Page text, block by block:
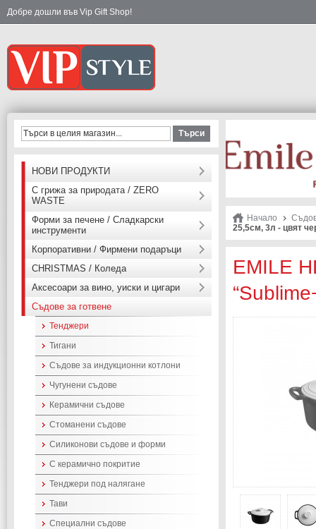
Добре дошли във Vip Gift Shop!
Начало
25,5см, 3л - цвят
EMILE
Търси
НОВИ ПРОДУКТИ
С грижа за природата / ZERO
WASTE
Форми за печене / Сладкарски
инструменти
Корпоративни / Фирмени подаръци
CHRISTMAS / Коледа
Аксесоари за вино, уиски и цигари
Съдове за готвене
Тенджери
Тигани
Съдове за индукционни котлони
Чугунени съдове
Керамични съдове
Стоманени съдове
Силиконови съдове и форми
С керамично покритие
Тенджери под налягане
Тави
Специални съдове